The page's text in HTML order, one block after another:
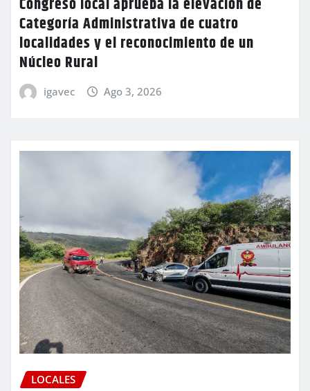
Congreso local aprueba la elevación de
Categoría Administrativa de cuatro
localidades y el reconocimiento de un
Núcleo Rural
igavec Ago 3, 2026
LOCALES